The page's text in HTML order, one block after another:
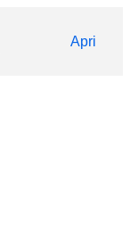
Apri